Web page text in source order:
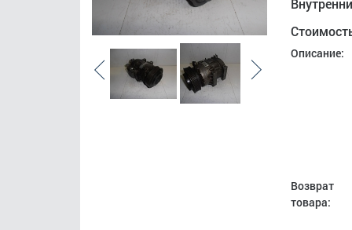
Описание:
Возврат
товара: